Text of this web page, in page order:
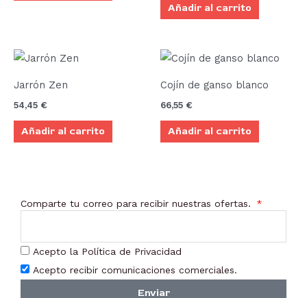
Añadir al carrito
Jarrón Zen
54,45 €
Añadir al carrito
Cojín de ganso blanco
66,55 €
Añadir al carrito
Comparte tu correo para recibir nuestras ofertas.
Acepto la Política de Privacidad
Acepto recibir comunicaciones comerciales.
Enviar